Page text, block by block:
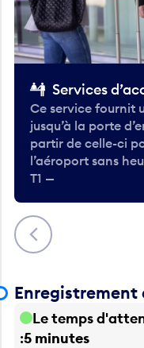
Précédent
Services
Ce service fournit
jusqu’à la porte
partir de celle-ci
l’aéroport sans
T1 —
Enregistrement
Le temps
5 minutes